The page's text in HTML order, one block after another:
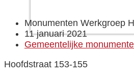
Monumenten Werkgroep
11 januari 2021
Gemeentelijke
Hoofdstraat 153-155